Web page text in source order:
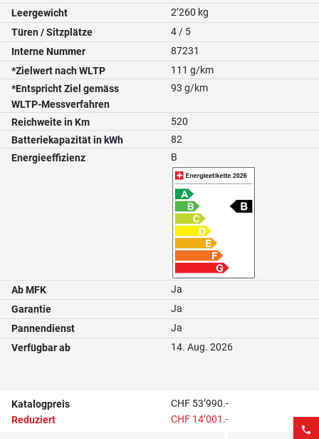
phone
Leergewicht
2’260 kg
Türen / Sitzplätze
4 / 5
Interne Nummer
87231
*Zielwert nach WLTP
111 g/km
*Entspricht Ziel gemäss
WLTP-Messverfahren
93 g/km
Reichweite in Km
520
Batteriekapazität in kWh
82
Energieeffizienz
B
Ab MFK
Ja
Garantie
Ja
Pannendienst
Ja
Verfügbar ab
14. Aug. 2026
Katalogpreis
CHF 53’990.-
Reduziert
CHF 14’001.-